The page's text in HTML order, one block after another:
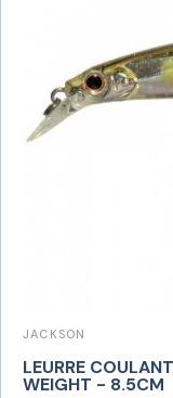
JACKSON
LEURRE
WEIGHT - 8.5CM